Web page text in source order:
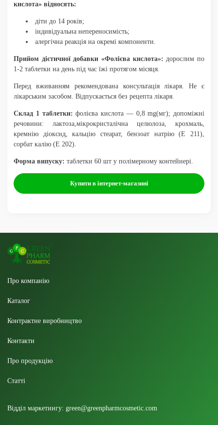
кислота» відносять:
діти до 14 років;
індивідуальна непереносимість;
алергічна реакція на окремі компоненти.
Прийом дієтичної добавки «Фолієва кислота»: дорослим по
1-2 таблетки на день під час їжі протягом місяця.
Перед вживанням рекомендована консультація лікаря. Не є
лікарським засобом. Відпускається без рецепта лікаря.
Склад 1 таблетки: фолієва кислота — 0,8 mg(мг); допоміжні
речовини: лактоза,мікрокристалічна целюлоза, крохмаль,
кремнію діоксид, кальцію стеарат, бензоат натрію (Е 211),
сорбат калію (Е 202).
Форма випуску: таблетки 60 шт у полімерному контейнері.
Купити в інтернет-магазині
Про компанію
Каталог
Контрактне виробництво
Контакти
Про продукцію
Статтi
Відділ маркетингу: green@greenpharmcosmetic.com